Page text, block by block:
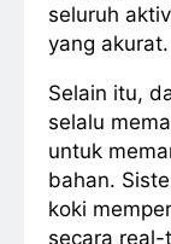
seluruh
yang akurat.
Selain itu,
selalu
untuk
bahan.
koki
secara real-